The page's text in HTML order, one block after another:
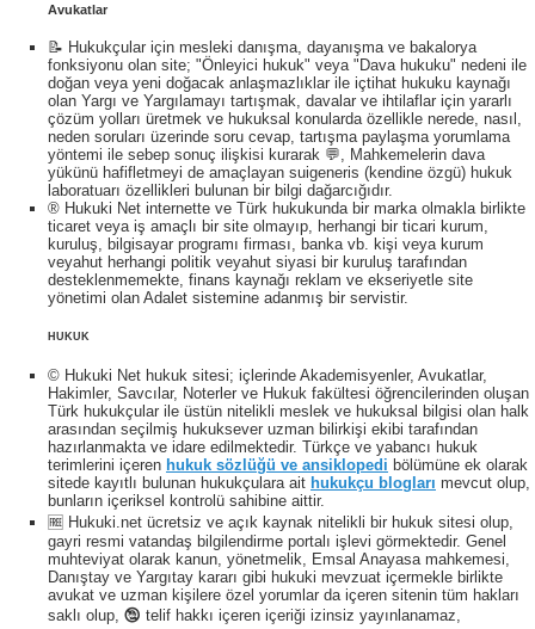
Avukatlar
📝 Hukukçular için mesleki danışma, dayanışma ve bakalorya
fonksiyonu olan site; "Önleyici hukuk" veya "Dava hukuku" nedeni ile
doğan veya yeni doğacak anlaşmazlıklar ile içtihat hukuku kaynağı
olan Yargı ve Yargılamayı tartışmak, davalar ve ihtilaflar için yararlı
çözüm yolları üretmek ve hukuksal konularda özellikle nerede, nasıl,
neden soruları üzerinde soru cevap, tartışma paylaşma yorumlama
yöntemi ile sebep sonuç ilişkisi kurarak 💬, Mahkemelerin dava
yükünü hafifletmeyi de amaçlayan suigeneris (kendine özgü) hukuk
laboratuarı özellikleri bulunan bir bilgi dağarcığıdır.
® Hukuki Net internette ve Türk hukukunda bir marka olmakla birlikte
ticaret veya iş amaçlı bir site olmayıp, herhangi bir ticari kurum,
kuruluş, bilgisayar programı firması, banka vb. kişi veya kurum
veyahut herhangi politik veyahut siyasi bir kuruluş tarafından
desteklenmemekte, finans kaynağı reklam ve ekseriyetle site
yönetimi olan Adalet sistemine adanmış bir servistir.
HUKUK
© Hukuki Net hukuk sitesi; içlerinde Akademisyenler, Avukatlar,
Hakimler, Savcılar, Noterler ve Hukuk fakültesi öğrencilerinden oluşan
Türk hukukçular ile üstün nitelikli meslek ve hukuksal bilgisi olan halk
arasından seçilmiş hukuksever uzman bilirkişi ekibi tarafından
hazırlanmakta ve idare edilmektedir. Türkçe ve yabancı hukuk
terimlerini içeren hukuk sözlüğü ve ansiklopedi bölümüne ek olarak
sitede kayıtlı bulunan hukukçulara ait hukukçu blogları mevcut olup,
bunların içeriksel kontrolü sahibine aittir.
🆓 Hukuki.net ücretsiz ve açık kaynak nitelikli bir hukuk sitesi olup,
gayri resmi vatandaş bilgilendirme portalı işlevi görmektedir. Genel
muhteviyat olarak kanun, yönetmelik, Emsal Anayasa mahkemesi,
Danıştay ve Yargıtay kararı gibi hukuki mevzuat içermekle birlikte
avukat ve uzman kişilere özel yorumlar da içeren sitenin tüm hakları
saklı olup, 🕲 telif hakkı içeren içeriği izinsiz yayınlanamaz,